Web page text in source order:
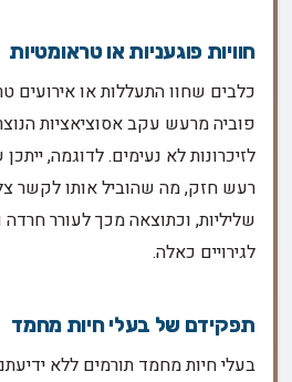
חוויות פוגעניות או טראומטיות
כלבים שחוו התעללות או אירועים
פוביה מרעש עקב אסוציאציות
לזיכרונות לא נעימים. לדוגמה,
רעש חזק, מה שהוביל אותו לקשר
שליליות, וכתוצאה מכך לעורר
לגירויים כאלה.
תפקידם של בעלי חיות מחמד
בעלי חיות מחמד תורמים ללא